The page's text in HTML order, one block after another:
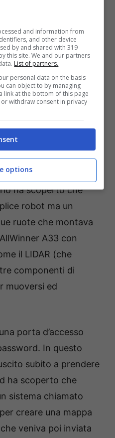
in maniera forzata
più vulnerabili agli
riguarda dei robot
iLife A11.
ha avuto
di questo tipo e ha
dati e nel momento
ha smesso di
ha dovuto smontare
ha scoperto che
robot ma un
ruote che montava
A33 con
il LIDAR (che
componenti di
muoversi ed
porta d’accesso
In questo
subito a prendere
ha scoperto che
sistema chiamato
creare una mappa
veniva poi inviata
and information from
and other device
by and shared with 319
this site. We and our partners
List of partners.
personal data on the basis
can object to by managing
link at the bottom of this page
withdraw consent in privacy
options